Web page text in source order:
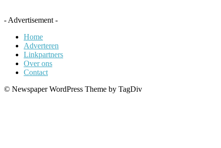
- Advertisement -
Home
Adverteren
Linkpartners
Over ons
Contact
© Newspaper WordPress Theme by TagDiv